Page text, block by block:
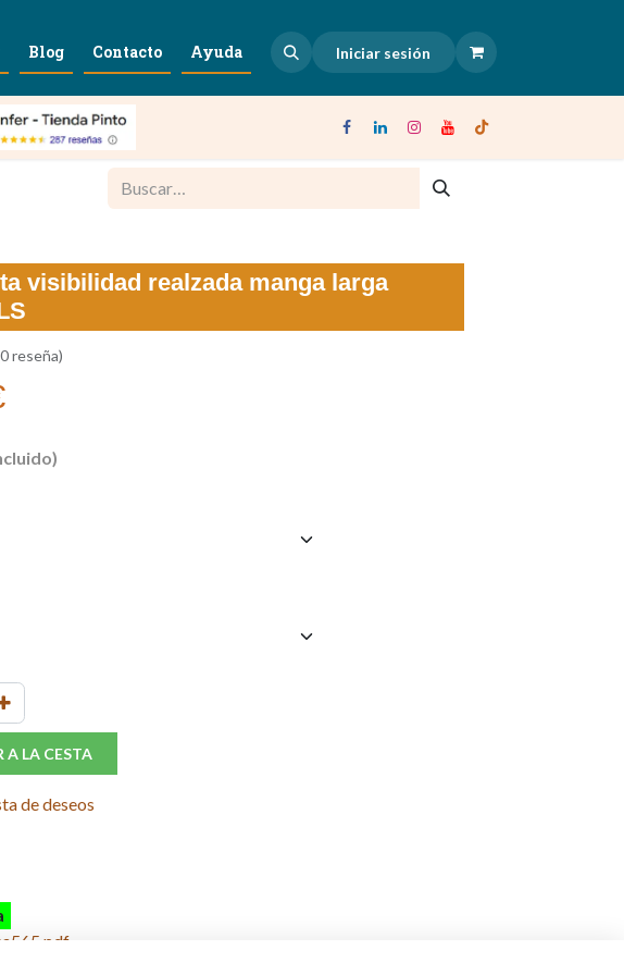
Blog Contacto Ayuda Iniciar sesión
visibilidad realzada manga larga
reseña)
A LA CESTA
de deseos